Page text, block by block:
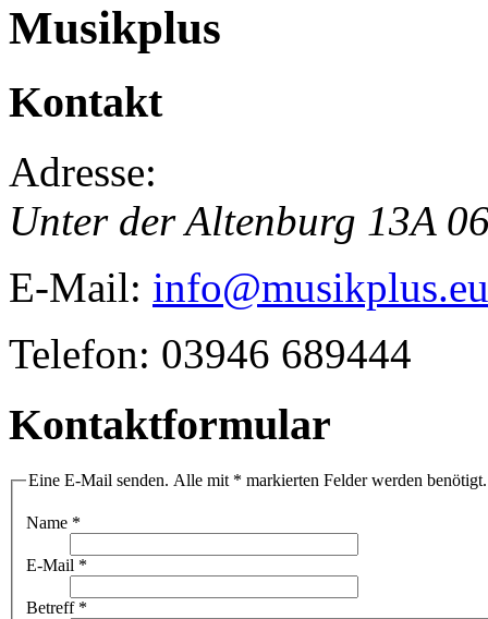
Musikplus
Kontakt
Adresse:
Unter der Altenburg 13A
E-Mail: info@musikplus.eu
Telefon: 03946 689444
Kontaktformular
Eine E-Mail senden. Alle mit * markierten Felder werden benötigt.
Name *
E-Mail *
Betreff*